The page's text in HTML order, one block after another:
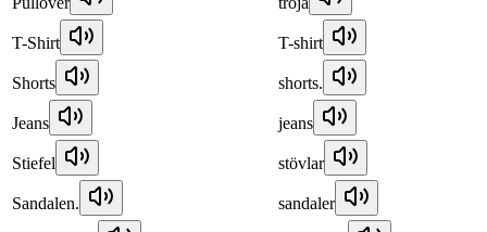
T-Shirt T-shirt
Shorts shorts.
Jeans jeans
Stiefel stövlar
Sandalen. sandaler